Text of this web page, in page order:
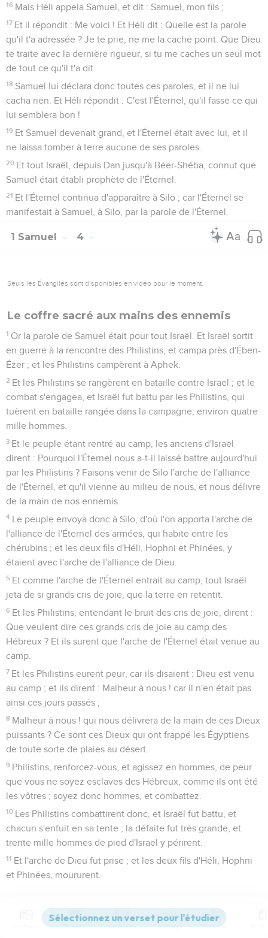
16 Mais Héli appela Samuel, et dit : Samuel, mon fils ;
17 Et il répondit : Me voici ! Et Héli dit : Quelle est la parole
qu'il t'a adressée ? Je te prie, ne me la cache point. Que Dieu
te traite avec la dernière rigueur, si tu me caches un seul mot
de tout ce qu'il t'a dit.
18 Samuel lui déclara donc toutes ces paroles, et il ne lui
cacha rien. Et Héli répondit : C'est l'Éternel, qu'il fasse ce qui
lui semblera bon !
19 Et Samuel devenait grand, et l'Éternel était avec lui, et il
ne laissa tomber à terre aucune de ses paroles.
20 Et tout Israël, depuis Dan jusqu'à Béer-Shéba, connut que
Samuel était établi prophète de l'Éternel.
21 Et l'Éternel continua d'apparaître à Silo ; car l'Éternel se
manifestait à Samuel, à Silo, par la parole de l'Éternel.
1 Samuel 4
Seuls les Évangiles sont disponibles en vidéo pour le moment.
Le coffre sacré aux mains des ennemis
1 Or la parole de Samuel était pour tout Israël. Et Israël sortit
en guerre à la rencontre des Philistins, et campa près d'Ében-
Ézer ; et les Philistins campèrent à Aphek.
2 Et les Philistins se rangèrent en bataille contre Israël ; et le
combat s'engagea, et Israël fut battu par les Philistins, qui
tuèrent en bataille rangée dans la campagne, environ quatre
mille hommes.
3 Et le peuple étant rentré au camp, les anciens d'Israël
dirent : Pourquoi l'Éternel nous a-t-il laissé battre aujourd'hui
par les Philistins ? Faisons venir de Silo l'arche de l'alliance
de l'Éternel, et qu'il vienne au milieu de nous, et nous délivre
de la main de nos ennemis.
4 Le peuple envoya donc à Silo, d'où l'on apporta l'arche de
l'alliance de l'Éternel des armées, qui habite entre les
chérubins ; et les deux fils d'Héli, Hophni et Phinées, y
étaient avec l'arche de l'alliance de Dieu.
5 Et comme l'arche de l'Éternel entrait au camp, tout Israël
jeta de si grands cris de joie, que la terre en retentit.
6 Et les Philistins, entendant le bruit des cris de joie, dirent :
Que veulent dire ces grands cris de joie au camp des
Hébreux ? Et ils surent que l'arche de l'Éternel était venue au
camp.
7 Et les Philistins eurent peur, car ils disaient : Dieu est venu
au camp ; et ils dirent : Malheur à nous ! car il n'en était pas
ainsi ces jours passés ;
8 Malheur à nous ! qui nous délivrera de la main de ces Dieux
puissants ? Ce sont ces Dieux qui ont frappé les Égyptiens
de toute sorte de plaies au désert.
9 Philistins, renforcez-vous, et agissez en hommes, de peur
que vous ne soyez esclaves des Hébreux, comme ils ont été
les vôtres ; soyez donc hommes, et combattez.
10 Les Philistins combattirent donc, et Israël fut battu, et
chacun s'enfuit en sa tente ; la défaite fut très grande, et
trente mille hommes de pied d'Israël y périrent.
11 Et l'arche de Dieu fut prise ; et les deux fils d'Héli, Hophni
et Phinées, moururent.
Mort du prêtre Héli et de sa belle-fille
Or, un homme de Benjamin s'enfuit de la bataille, et arriva
Versions Commentaires Strong